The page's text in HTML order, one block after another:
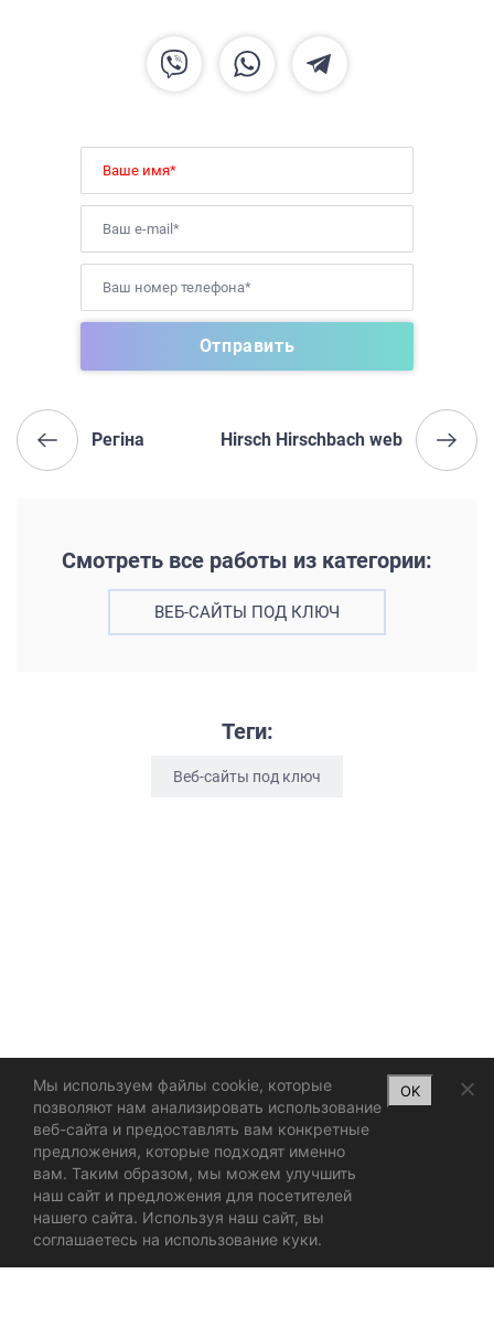
Регіна Hirsch Hirschbach web
Смотреть все работы из категории:
ВЕБ-САЙТЫ ПОД КЛЮЧ
Теги:
Веб-сайты под ключ
Мы используем файлы cookie, которые
позволяют нам анализировать использование
веб-сайта и предоставлять вам конкретные
предложения, которые подходят именно
вам. Таким образом, мы можем улучшить
наш сайт и предложения для посетителей
нашего сайта. Используя наш сайт, вы
соглашаетесь на использование куки.
OK